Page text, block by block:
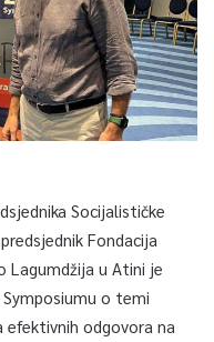
Socijalističke
Fondacija
Lagumdžija u Atini je
o temi
efektivnih odgovora na